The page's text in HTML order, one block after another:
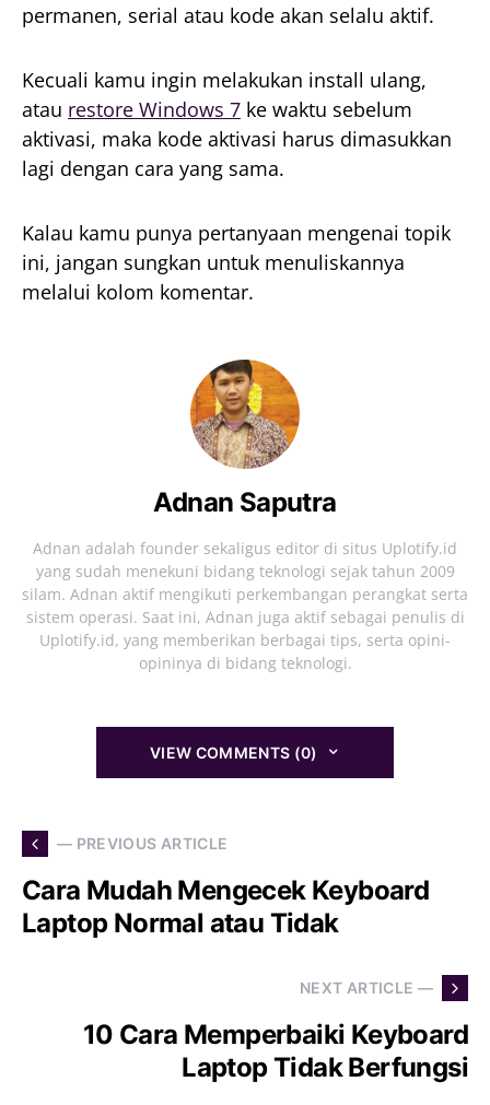
permanen, serial atau kode akan selalu aktif.
Kecuali kamu ingin melakukan install ulang,
atau restore Windows 7 ke waktu sebelum
aktivasi, maka kode aktivasi harus dimasukkan
lagi dengan cara yang sama.
Kalau kamu punya pertanyaan mengenai topik
ini, jangan sungkan untuk menuliskannya
melalui kolom komentar.
Adnan Saputra
Adnan adalah founder sekaligus editor di situs Uplotify.id
yang sudah menekuni bidang teknologi sejak tahun 2009
silam. Adnan aktif mengikuti perkembangan perangkat serta
sistem operasi. Saat ini, Adnan juga aktif sebagai penulis di
Uplotify.id, yang memberikan berbagai tips, serta opini-
opininya di bidang teknologi.
VIEW COMMENTS (0)
— PREVIOUS ARTICLE
Cara Mudah Mengecek Keyboard
Laptop Normal atau Tidak
NEXT ARTICLE —
10 Cara Memperbaiki Keyboard
Laptop Tidak Berfungsi